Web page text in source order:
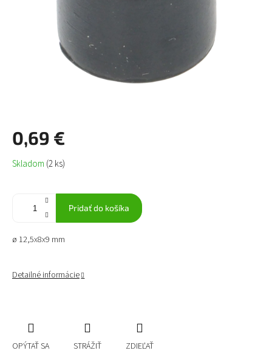
0,69 €
Jednotková
cena:
Skladom (2 ks)
Pridať do košíka
ø 12,5x8x9 mm
Detailné informácie
OPÝTAŤ SA STRÁŽIŤ ZDIEĽAŤ